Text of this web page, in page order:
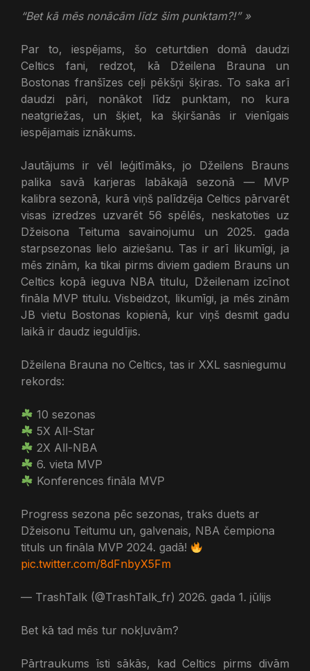
“Bet kā mēs nonācām līdz šim punktam?!” »
Par to, iespējams, šo ceturtdien domā daudzi
Celtics fani, redzot, kā Džeilena Brauna un
Bostonas franšīzes ceļi pēkšņi šķiras. To saka arī
daudzi pāri, nonākot līdz punktam, no kura
neatgriežas, un šķiet, ka šķiršanās ir vienīgais
iespējamais iznākums.
Jautājums ir vēl leģitīmāks, jo Džeilens Brauns
palika savā karjeras labākajā sezonā — MVP
kalibra sezonā, kurā viņš palīdzēja Celtics pārvarēt
visas izredzes uzvarēt 56 spēlēs, neskatoties uz
Džeisona Teituma savainojumu un 2025. gada
starpsezonas lielo aiziešanu. Tas ir arī likumīgi, ja
mēs zinām, ka tikai pirms diviem gadiem Brauns un
Celtics kopā ieguva NBA titulu, Džeilenam izcīnot
fināla MVP titulu. Visbeidzot, likumīgi, ja mēs zinām
JB vietu Bostonas kopienā, kur viņš desmit gadu
laikā ir daudz ieguldījis.
Džeilena Brauna no Celtics, tas ir XXL sasniegumu
rekords:
10 sezonas
5X All-Star
2X All-NBA
6. vieta MVP
Konferences fināla MVP
Progress sezona pēc sezonas, traks duets ar
Džeisonu Teitumu un, galvenais, NBA čempiona
tituls un fināla MVP 2024. gadā!
pic.twitter.com/8dFnbyX5Fm
— TrashTalk (@TrashTalk_fr) 2026. gada 1. jūlijs
Bet kā tad mēs tur nokļuvām?
Pārtraukums īsti sākās, kad Celtics pirms divām